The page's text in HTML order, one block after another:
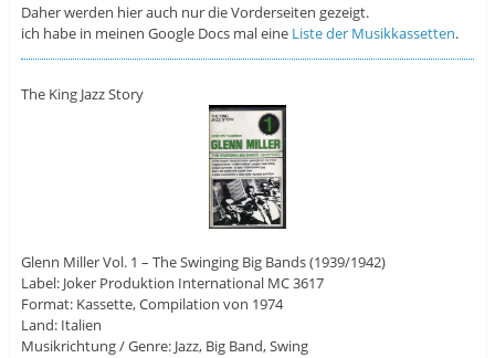
Daher werden hier auch nur die Vorderseiten gezeigt.
ich habe in meinen Google Docs mal eine Liste der Musikkassetten.
The King Jazz Story
Glenn Miller Vol. 1 – The Swinging Big Bands (1939/1942)
Label: Joker Produktion International MC 3617
Format: Kassette, Compilation von 1974
Land: Italien
Musikrichtung / Genre: Jazz, Big Band, Swing